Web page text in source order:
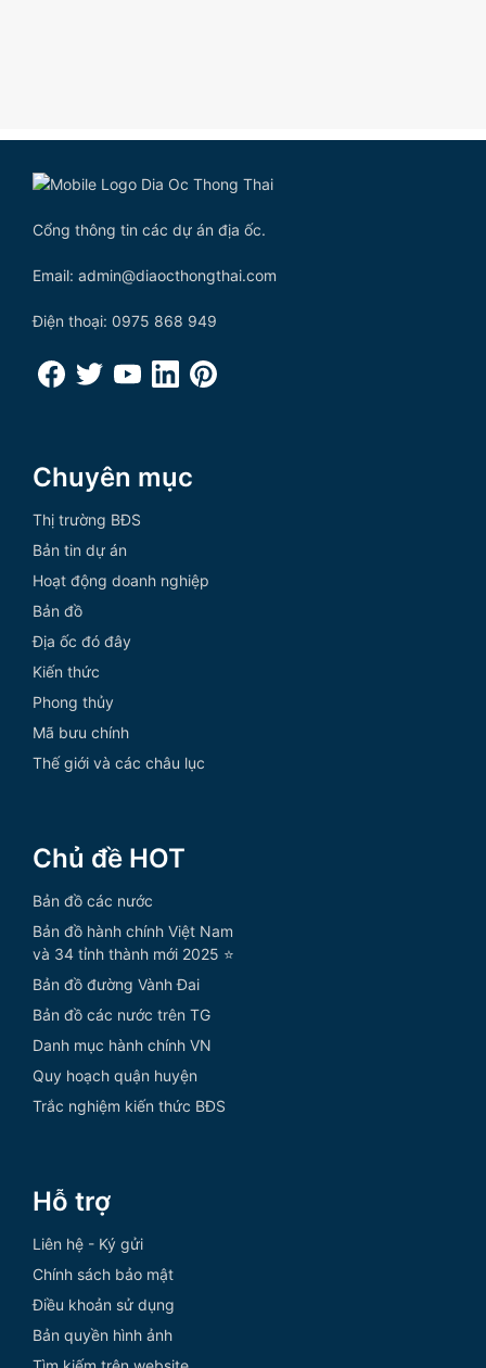
Cổng thông tin các dự án địa ốc.
Email: admin@diaocthongthai.com
Điện thoại: 0975 868 949
Chuyên mục
Thị trường BĐS
Bản tin dự án
Hoạt động doanh nghiệp
Bản đồ
Địa ốc đó đây
Kiến thức
Phong thủy
Mã bưu chính
Thế giới và các châu lục
Chủ đề HOT
Bản đồ các nước
Bản đồ hành chính Việt Nam
và 34 tỉnh thành mới 2025 ⭐
Bản đồ đường Vành Đai
Bản đồ các nước trên TG
Danh mục hành chính VN
Quy hoạch quận huyện
Trắc nghiệm kiến thức BĐS
Hỗ trợ
Liên hệ - Ký gửi
Chính sách bảo mật
Điều khoản sử dụng
Bản quyền hình ảnh